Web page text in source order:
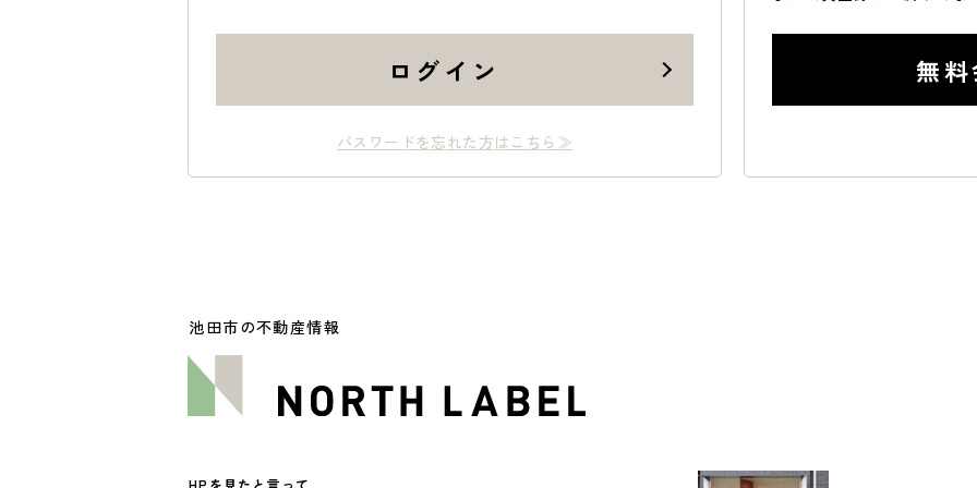
ログイン
パスワードを忘れた方はこちら≫
無
池田市の不動産情報
HPを見たと言って